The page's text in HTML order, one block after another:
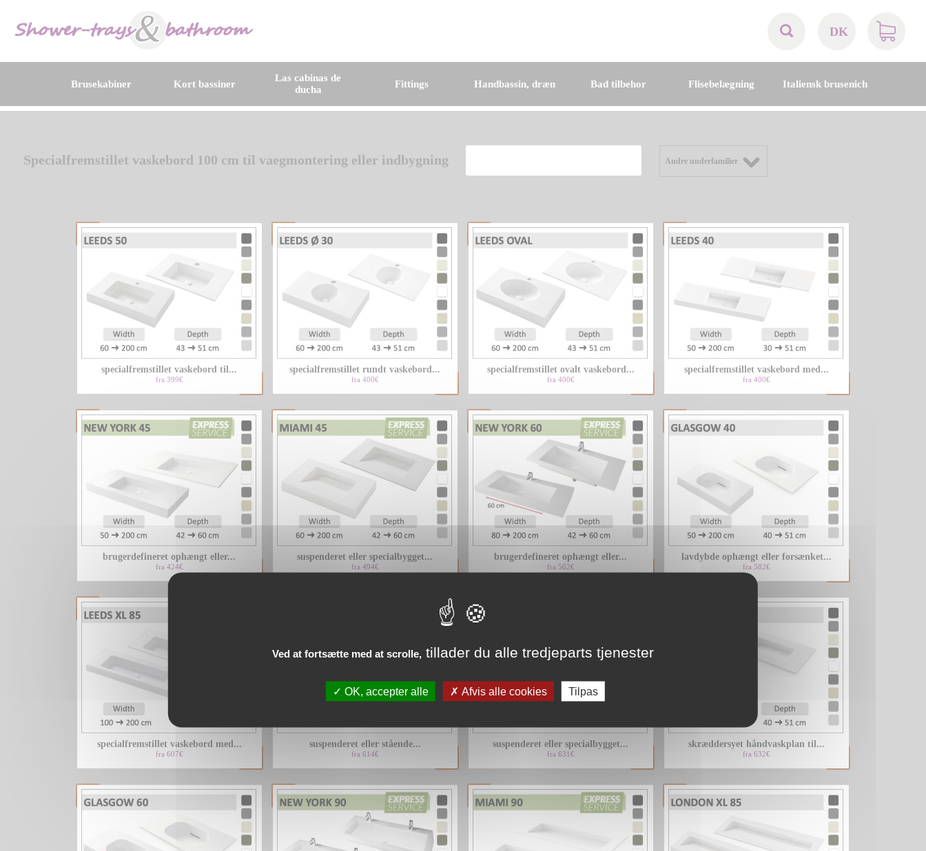
DK
BE
DK
EN
FR
LU
PL
Brusekabiner Kort bassiner
Las cabinas de
ducha
Fittings Handbassin, dræn Bad tilbehor Flisebelægning Italiensk brusenich
Specialfremstillet vaskebord 100 cm til vaegmontering eller indbygning Andre underfamilier
specialfremstillet vaskebord til...
fra 399€
specialfremstillet rundt vaskebord...
fra 400€
specialfremstillet ovalt vaskebord...
fra 400€
specialfremstillet vaskebord med...
fra 400€
brugerdefineret ophængt eller...
fra 424€
suspenderet eller specialbygget...
fra 494€
brugerdefineret ophængt eller...
fra 562€
lavdybde ophængt eller forsænket...
fra 582€
specialfremstillet vaskebord med...
fra 607€
suspenderet eller stående...
fra 614€
suspenderet eller specialbygget...
fra 631€
skræddersyet håndvaskplan til...
fra 632€
Ved at fortsætte med at scrolle, tillader du alle tredjeparts tjenester
OK, accepter alle Afvis alle cookies Tilpas